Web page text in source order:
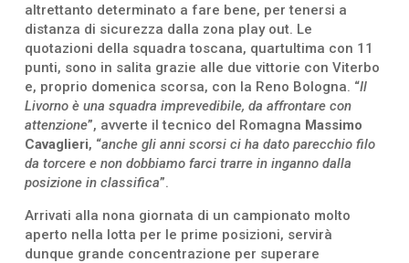
altrettanto determinato a fare bene, per tenersi a
distanza di sicurezza dalla zona play out. Le
quotazioni della squadra toscana, quartultima con 11
punti, sono in salita grazie alle due vittorie con Viterbo
e, proprio domenica scorsa, con la Reno Bologna. “Il
Livorno è una squadra imprevedibile,da affrontare con
attenzione”, avverte il tecnico del Romagna Massimo
Cavaglieri, “anche gli anni scorsi ci ha dato parecchio filo
da torcere e non dobbiamo farci trarre in inganno dalla
posizione in classifica”.
Arrivati alla nona giornata di un campionato molto
aperto nella lotta per le prime posizioni, servirà
dunque grande concentrazione per superare